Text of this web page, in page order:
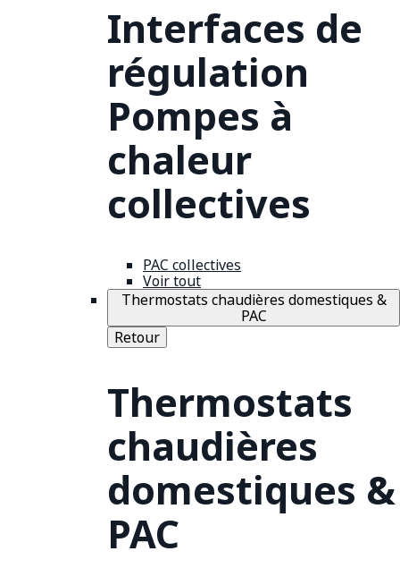
Interfaces de
régulation
Pompes à
chaleur
collectives
PAC collectives
Voir tout
Thermostats chaudières domestiques &
PAC
Retour
Thermostats
chaudières
domestiques &
PAC